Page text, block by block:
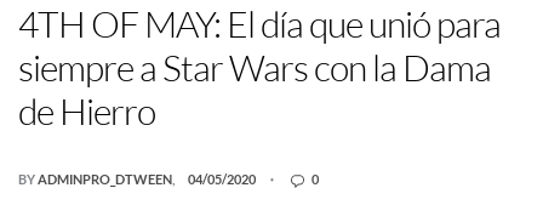
4TH OF MAY: El día que unió para
siempre a Star Wars con la Dama
de Hierro
BYADMINPRO_DTWEEN 04/05/2020 0